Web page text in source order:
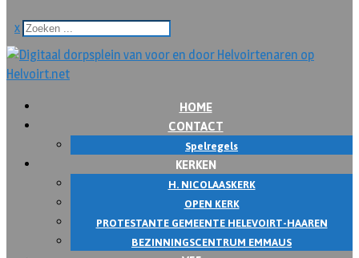
x
HOME
CONTACT
Spelregels
KERKEN
H. NICOLAASKERK
OPEN KERK
PROTESTANTE GEMEENTE HELEVOIRT-HAAREN
BEZINNINGSCENTRUM EMMAUS